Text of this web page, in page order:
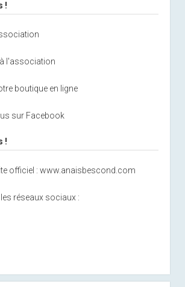
!
l'association
boutique en ligne
sur Facebook
!
officiel : www.anaisbescond.com
réseaux sociaux :